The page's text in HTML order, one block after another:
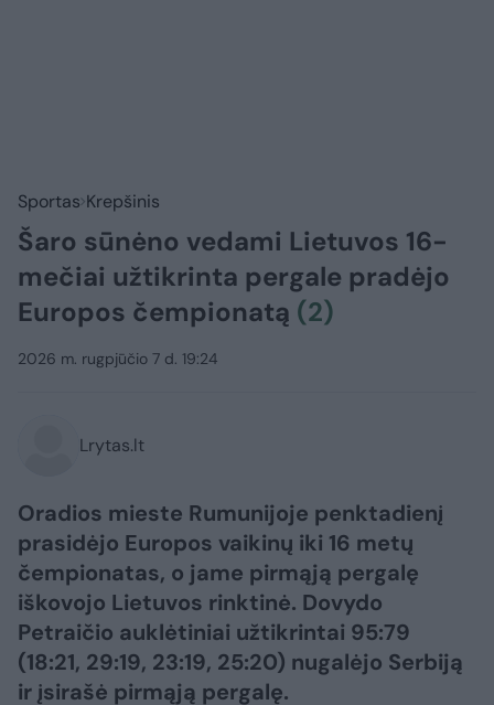
Sportas Krepšinis
Šaro sūnėno vedami Lietuvos 16-
mečiai užtikrinta pergale pradėjo
Europos čempionatą (2)
2026 m. rugpjūčio 7 d. 19:24
Lrytas.lt
Oradios mieste Rumunijoje penktadienį
prasidėjo Europos vaikinų iki 16 metų
čempionatas, o jame pirmąją pergalę
iškovojo Lietuvos rinktinė. Dovydo
Petraičio auklėtiniai užtikrintai 95:79
(18:21, 29:19, 23:19, 25:20) nugalėjo Serbiją
ir įsirašė pirmąją pergalę.